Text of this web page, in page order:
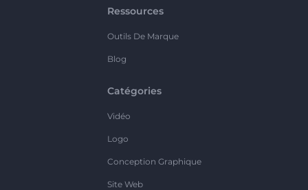
Ressources
Outils De Marque
Blog
Catégories
Vidéo
Logo
Conception Graphique
Site Web